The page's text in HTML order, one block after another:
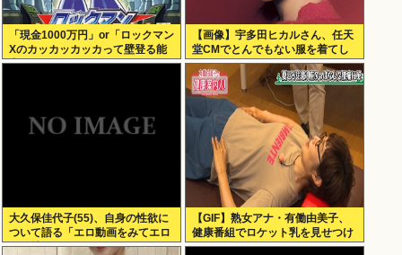
「現金1000万円」or「ロックマン
Xのカッカッカッカって壁登る能
力」
【画像】宇多田ヒカルさん、任天
堂CMでとんでもない服を着てし
まうwww
大久保佳代子(55)、自身の性欲に
ついて語る「エロ動画をみてエロ
い気持ちになる」
【GIF】熟女アナ・有働由美子、
健康番組でロケット乳を見せつけ
る